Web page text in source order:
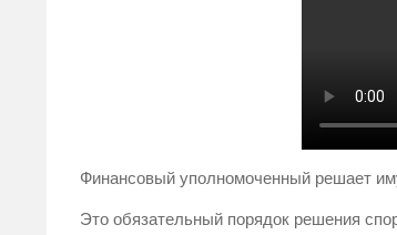
Финансовый уполномоченный решает
Это обязательный порядок решения